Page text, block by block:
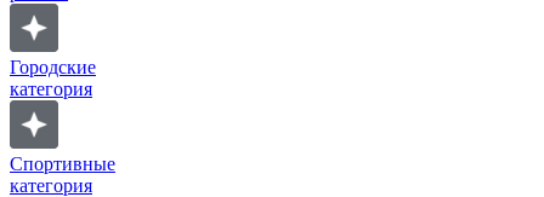
Городские
категория
Спортивные
категория